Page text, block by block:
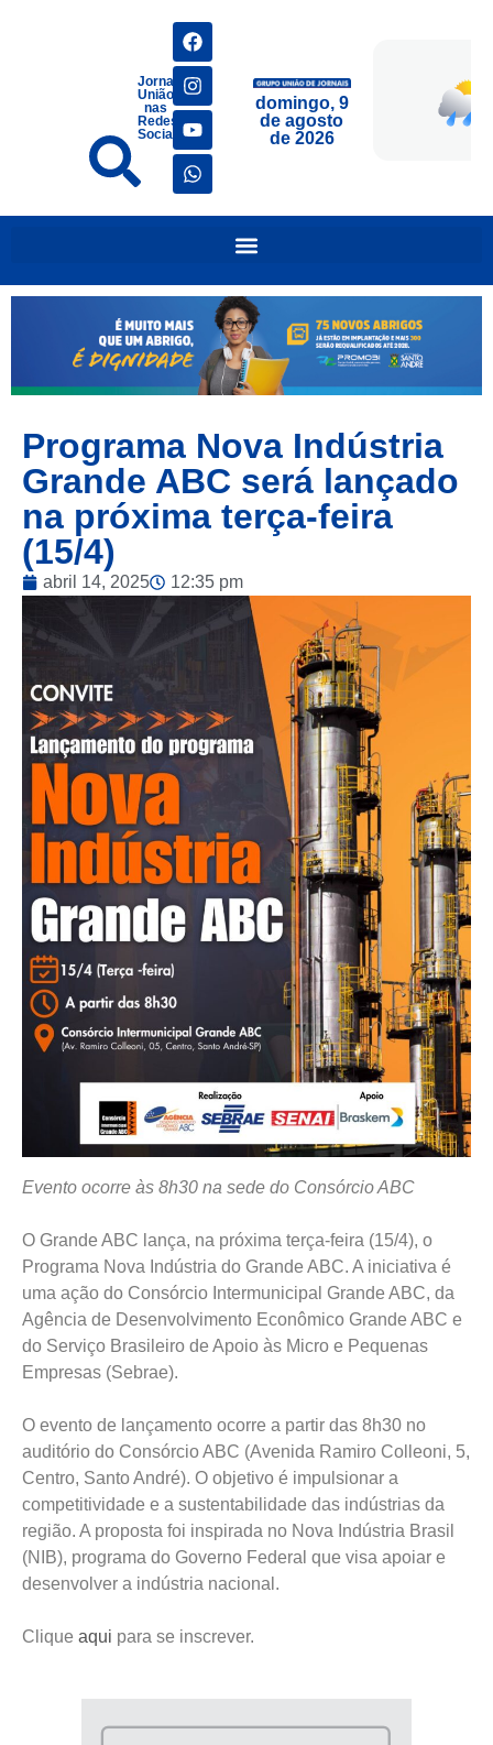
Jornais
União
nas
Redes
Sociais
domingo, 9
de agosto
de 2026
Programa Nova Indústria
Grande ABC será lançado
na próxima terça-feira
(15/4)
abril 14, 2025 12:35 pm
Evento ocorre às 8h30 na sede do Consórcio ABC
O Grande ABC lança, na próxima terça-feira (15/4), o
Programa Nova Indústria do Grande ABC. A iniciativa é
uma ação do Consórcio Intermunicipal Grande ABC, da
Agência de Desenvolvimento Econômico Grande ABC e
do Serviço Brasileiro de Apoio às Micro e Pequenas
Empresas (Sebrae).
O evento de lançamento ocorre a partir das 8h30 no
auditório do Consórcio ABC (Avenida Ramiro Colleoni, 5,
Centro, Santo André). O objetivo é impulsionar a
competitividade e a sustentabilidade das indústrias da
região. A proposta foi inspirada no Nova Indústria Brasil
(NIB), programa do Governo Federal que visa apoiar e
desenvolver a indústria nacional.
Clique aqui para se inscrever.